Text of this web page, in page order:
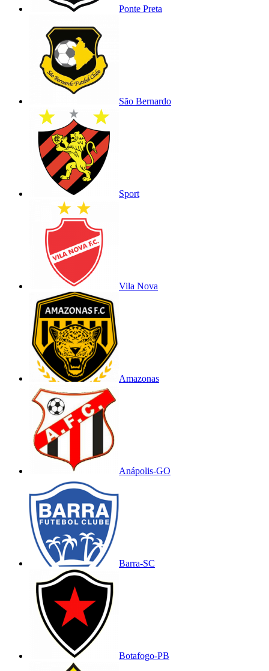
Ponte Preta
São Bernardo
Sport
Vila Nova
Amazonas
Anápolis-GO
Barra-SC
Botafogo-PB